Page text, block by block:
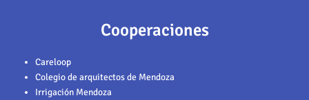
Cooperaciones
Careloop
Colegio de arquitectos de Mendoza
Irrigación Mendoza